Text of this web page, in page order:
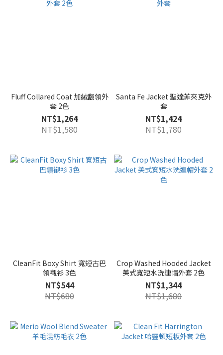
Fluff Collared Coat 加絨翻領外
套 2色
NT$1,264
NT$1,580
Santa Fe Jacket 聖達菲夾克外
套
NT$1,424
NT$1,780
CleanFit Boxy Shirt 寬短古巴
領襯衫 3色
NT$544
NT$680
Crop Washed Hooded Jacket
美式寬短水洗連帽外套 2色
NT$1,344
NT$1,680